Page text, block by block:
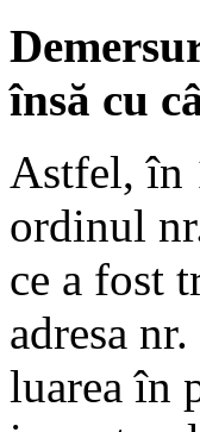
însă cu
Astfel, în
ordinul
ce a fost
adresa
luarea în